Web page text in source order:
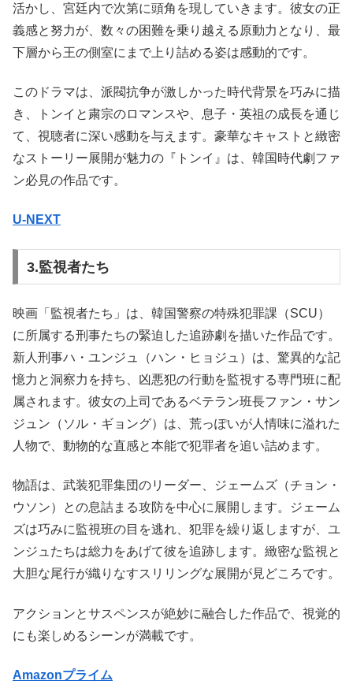
活かし、宮廷内で次第に頭角を現していきます。彼女の正
義感と努力が、数々の困難を乗り越える原動力となり、最
下層から王の側室にまで上り詰める姿は感動的です。
このドラマは、派閥抗争が激しかった時代背景を巧みに描
き、トンイと粛宗のロマンスや、息子・英祖の成長を通じ
て、視聴者に深い感動を与えます。豪華なキャストと緻密
なストーリー展開が魅力の『トンイ』は、韓国時代劇ファ
ン必見の作品です。
U-NEXT
3.監視者たち
映画「監視者たち」は、韓国警察の特殊犯罪課（SCU）
に所属する刑事たちの緊迫した追跡劇を描いた作品です。
新人刑事ハ・ユンジュ（ハン・ヒョジュ）は、驚異的な記
憶力と洞察力を持ち、凶悪犯の行動を監視する専門班に配
属されます。彼女の上司であるベテラン班長ファン・サン
ジュン（ソル・ギョング）は、荒っぽいが人情味に溢れた
人物で、動物的な直感と本能で犯罪者を追い詰めます。
物語は、武装犯罪集団のリーダー、ジェームズ（チョン・
ウソン）との息詰まる攻防を中心に展開します。ジェーム
ズは巧みに監視班の目を逃れ、犯罪を繰り返しますが、ユ
ンジュたちは総力をあげて彼を追跡します。緻密な監視と
大胆な尾行が織りなすスリリングな展開が見どころです。
アクションとサスペンスが絶妙に融合した作品で、視覚的
にも楽しめるシーンが満載です。
Amazonプライム